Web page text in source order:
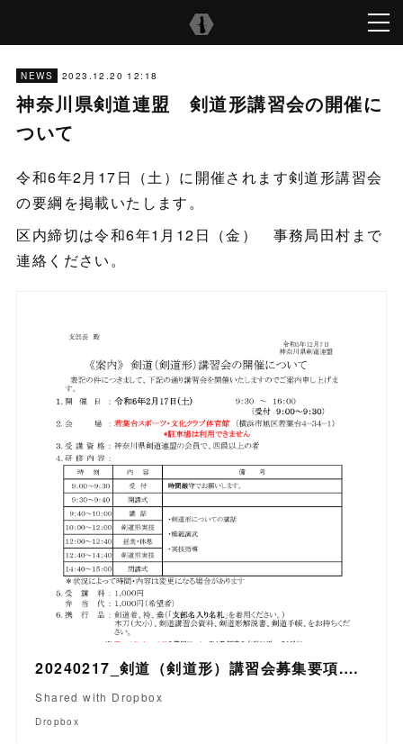
NEWS 2023.12.20 12:18
神奈川県剣道連盟 剣道形講習会の開催に
ついて
令和6年2月17日（土）に開催されます剣道形講習会
の要綱を掲載いたします。
区内締切は令和6年1月12日（金） 事務局田村まで
連絡ください。
20240217_剣道（剣道形）講習会募集要項.pdf
Shared with Dropbox
Dropbox